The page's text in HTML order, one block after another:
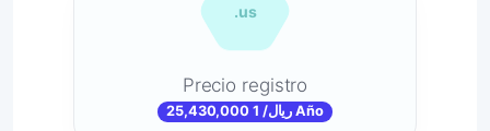
.us
Precio registro
25,430,000 ریال/ 1 Año